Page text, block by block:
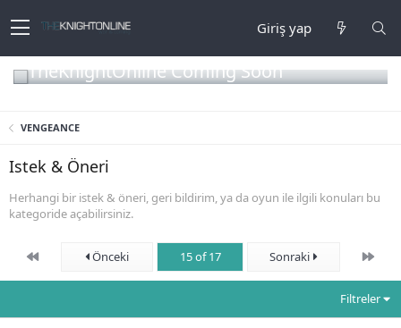
Giriş yap
TheKnightOnline Coming Soon
VENGEANCE
Istek & Öneri
Herhangi bir istek & öneri, geri bildirim, ya da oyun ile ilgili konuları bu
kategoride açabilirsiniz.
First Önceki 15 of 17 Sonraki Son
Filtreler